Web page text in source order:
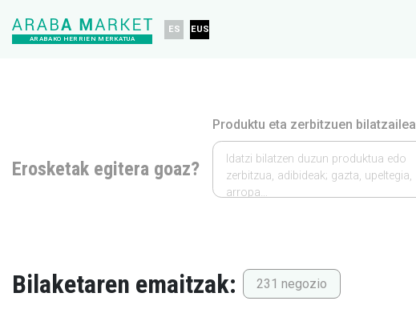
ARABAKO HERRIEN MERKATUA
ES EUS
Erosketak egitera goaz?
Produktu eta zerbitzuen bilatzailea
Idatzi bilatzen duzun produktua edo
zerbitzua, adibideak; gazta, upeltegia,
arropa…
Bilaketaren emaitzak: 231 negozio